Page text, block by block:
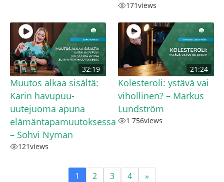
171views
32:19
Muutos alkaa sisältä:
Karin havupuu-
uutejuoma apuna
elämäntapamuutoksessa
– Sohvi Nyman
121views
21:24
Kolesteroli: ystävä vai
vihollinen? – Markus
Lundström
1 756views
1 2 3 4 »